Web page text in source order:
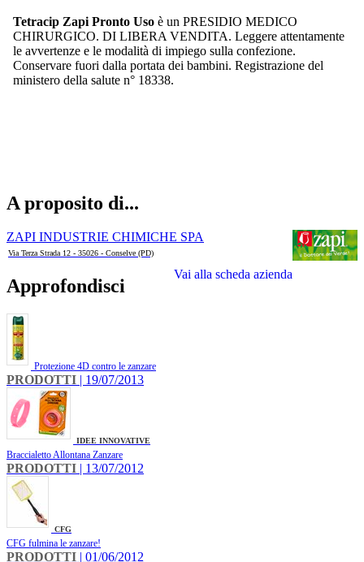
Tetracip Zapi Pronto Uso è un PRESIDIO MEDICO
CHIRURGICO. DI LIBERA VENDITA. Leggere attentamente
le avvertenze e le modalità di impiego sulla confezione.
Conservare fuori dalla portata dei bambini. Registrazione del
ministero della salute n° 18338.
A proposito di...
ZAPI INDUSTRIE CHIMICHE SPA
Via Terza Strada 12 - 35026 - Conselve (PD)
Vai alla scheda azienda
Approfondisci
Protezione 4D contro le zanzare
PRODOTTI | 19/07/2013
IDEE INNOVATIVE
Braccialetto Allontana Zanzare
PRODOTTI | 13/07/2012
CFG
CFG fulmina le zanzare!
PRODOTTI | 01/06/2012